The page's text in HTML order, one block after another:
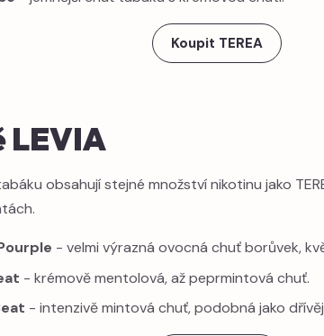
Koupit TEREA
LEVIA
obsahují stejné množství nikotinu jako
- velmi výrazná ovocná chuť borůvek,
- krémově mentolová, až peprmintová chuť.
- intenzivě mintová chuť, podobná jako